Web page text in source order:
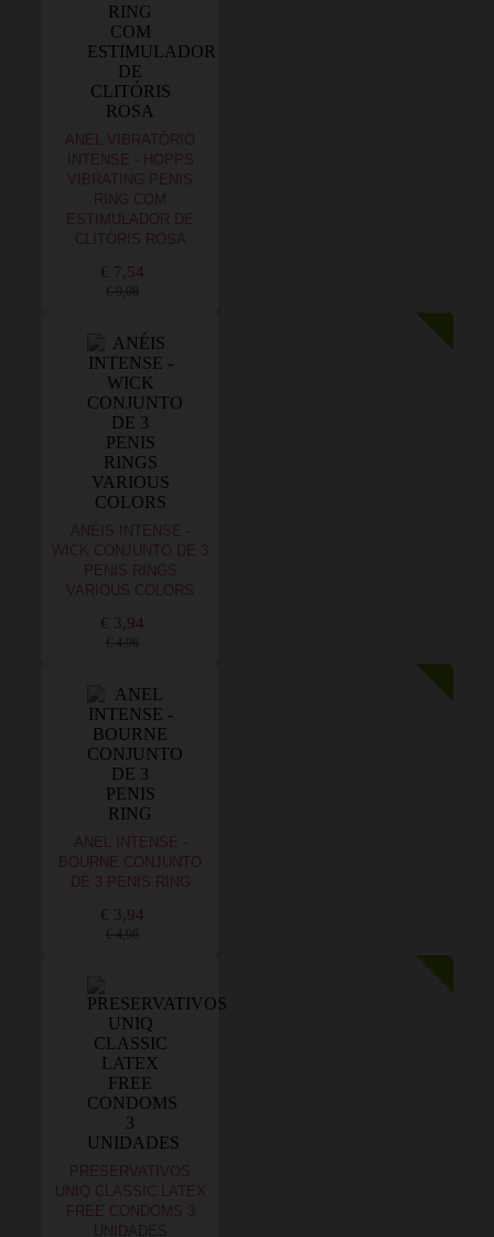
ANEL VIBRATÓRIO
INTENSE - HOPPS
VIBRATING PENIS
RING COM
ESTIMULADOR DE
CLITÓRIS ROSA
€ 7,54
€ 9,08
ANÉIS INTENSE -
WICK CONJUNTO DE 3
PENIS RINGS
VARIOUS COLORS
€ 3,94
€ 4,96
ANEL INTENSE -
BOURNE CONJUNTO
DE 3 PENIS RING
€ 3,94
€ 4,96
PRESERVATIVOS
UNIQ CLASSIC LATEX
FREE CONDOMS 3
UNIDADES